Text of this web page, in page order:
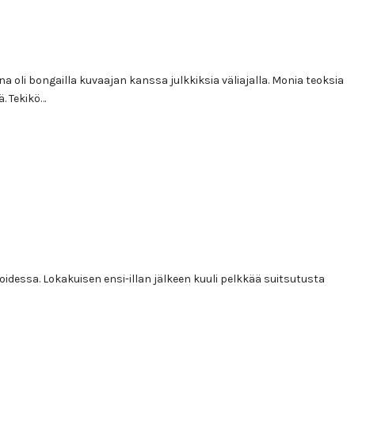
oli bongailla kuvaajan kanssa julkkiksia väliajalla. Monia teoksia
Tekikö…
Lokakuisen ensi-illan jälkeen kuuli pelkkää suitsutusta